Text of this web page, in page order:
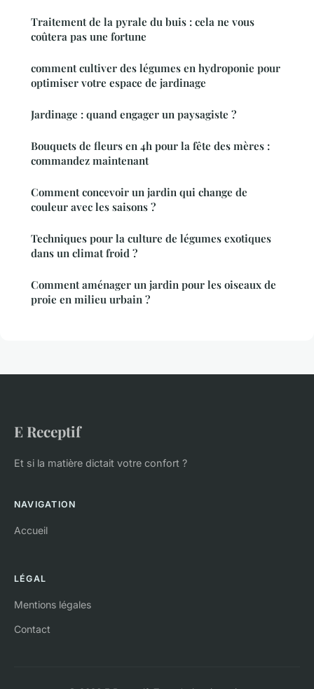
Traitement de la pyrale du buis : cela ne vous
coûtera pas une fortune
comment cultiver des légumes en hydroponie pour
optimiser votre espace de jardinage
Jardinage : quand engager un paysagiste ?
Bouquets de fleurs en 4h pour la fête des mères :
commandez maintenant
Comment concevoir un jardin qui change de
couleur avec les saisons ?
Techniques pour la culture de légumes exotiques
dans un climat froid ?
Comment aménager un jardin pour les oiseaux de
proie en milieu urbain ?
E Receptif
Et si la matière dictait votre confort ?
NAVIGATION
Accueil
LÉGAL
Mentions légales
Contact